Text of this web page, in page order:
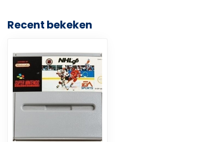
Recent bekeken